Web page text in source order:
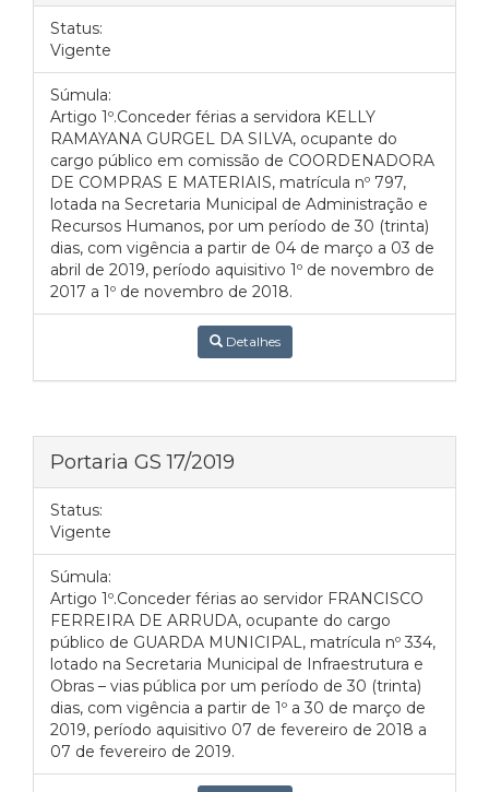
Status:
Vigente
Súmula:
Artigo 1º.Conceder férias a servidora KELLY
RAMAYANA GURGEL DA SILVA, ocupante do
cargo público em comissão de COORDENADORA
DE COMPRAS E MATERIAIS, matrícula nº 797,
lotada na Secretaria Municipal de Administração e
Recursos Humanos, por um período de 30 (trinta)
dias, com vigência a partir de 04 de março a 03 de
abril de 2019, período aquisitivo 1º de novembro de
2017 a 1º de novembro de 2018.
Detalhes
Portaria GS 17/2019
Status:
Vigente
Súmula:
Artigo 1º.Conceder férias ao servidor FRANCISCO
FERREIRA DE ARRUDA, ocupante do cargo
público de GUARDA MUNICIPAL, matrícula nº 334,
lotado na Secretaria Municipal de Infraestrutura e
Obras – vias pública por um período de 30 (trinta)
dias, com vigência a partir de 1º a 30 de março de
2019, período aquisitivo 07 de fevereiro de 2018 a
07 de fevereiro de 2019.